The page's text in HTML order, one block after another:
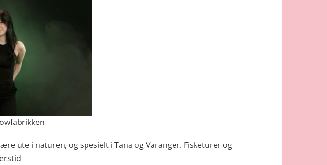
ute i naturen, og spesielt i Tana og Varanger. Fisketurer og